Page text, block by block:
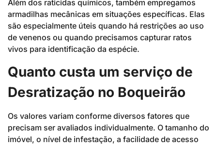
Além dos raticidas químicos, também empregamos
armadilhas mecânicas em situações específicas. Elas
são especialmente úteis quando há restrições ao uso
de venenos ou quando precisamos capturar ratos
vivos para identificação da espécie.
Quanto custa um serviço de
Desratização no Boqueirão
Os valores variam conforme diversos fatores que
precisam ser avaliados individualmente. O tamanho do
imóvel, o nível de infestação, a facilidade de acesso